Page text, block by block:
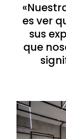
es ver
sus
que